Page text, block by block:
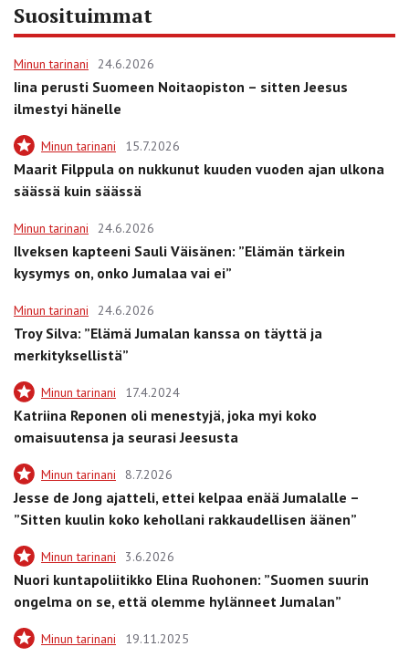
Suosituimmat
Minun tarinani 24.6.2026
Iina perusti Suomeen Noitaopiston – sitten Jeesus
ilmestyi hänelle
Minun tarinani 15.7.2026
Maarit Filppula on nukkunut kuuden vuoden ajan ulkona
säässä kuin säässä
Minun tarinani 24.6.2026
Ilveksen kapteeni Sauli Väisänen: ”Elämän tärkein
kysymys on, onko Jumalaa vai ei”
Minun tarinani 24.6.2026
Troy Silva: ”Elämä Jumalan kanssa on täyttä ja
merkityksellistä”
Minun tarinani 17.4.2024
Katriina Reponen oli menestyjä, joka myi koko
omaisuutensa ja seurasi Jeesusta
Minun tarinani 8.7.2026
Jesse de Jong ajatteli, ettei kelpaa enää Jumalalle –
”Sitten kuulin koko kehollani rakkaudellisen äänen”
Minun tarinani 3.6.2026
Nuori kuntapoliitikko Elina Ruohonen: ”Suomen suurin
ongelma on se, että olemme hylänneet Jumalan”
Minun tarinani 19.11.2025